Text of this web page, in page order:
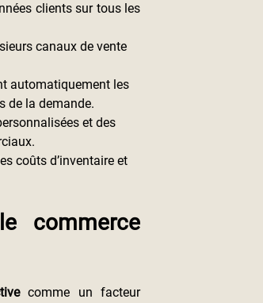
clients sur tous les
canaux de vente
automatiquement les
de la demande.
et des
coûts d’inventaire et
commerce
comme un facteur